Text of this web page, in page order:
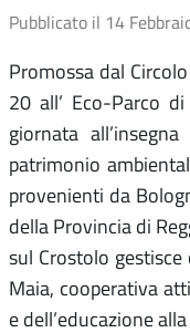
Pubblicato il 14
Promossa dal
20 all’ Eco-Parco
giornata
patrimonio
provenienti da
della Provincia di
sul Crostolo
Maia, cooperativa
e dell’educazione